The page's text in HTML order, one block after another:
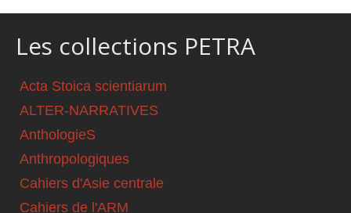
Les collections PETRA
Acta Stoica scientiarum
ALTER-NARRATIVES
AnthologieS
Anthropologiques
Cahiers d'Asie centrale
Cahiers de l'ARM